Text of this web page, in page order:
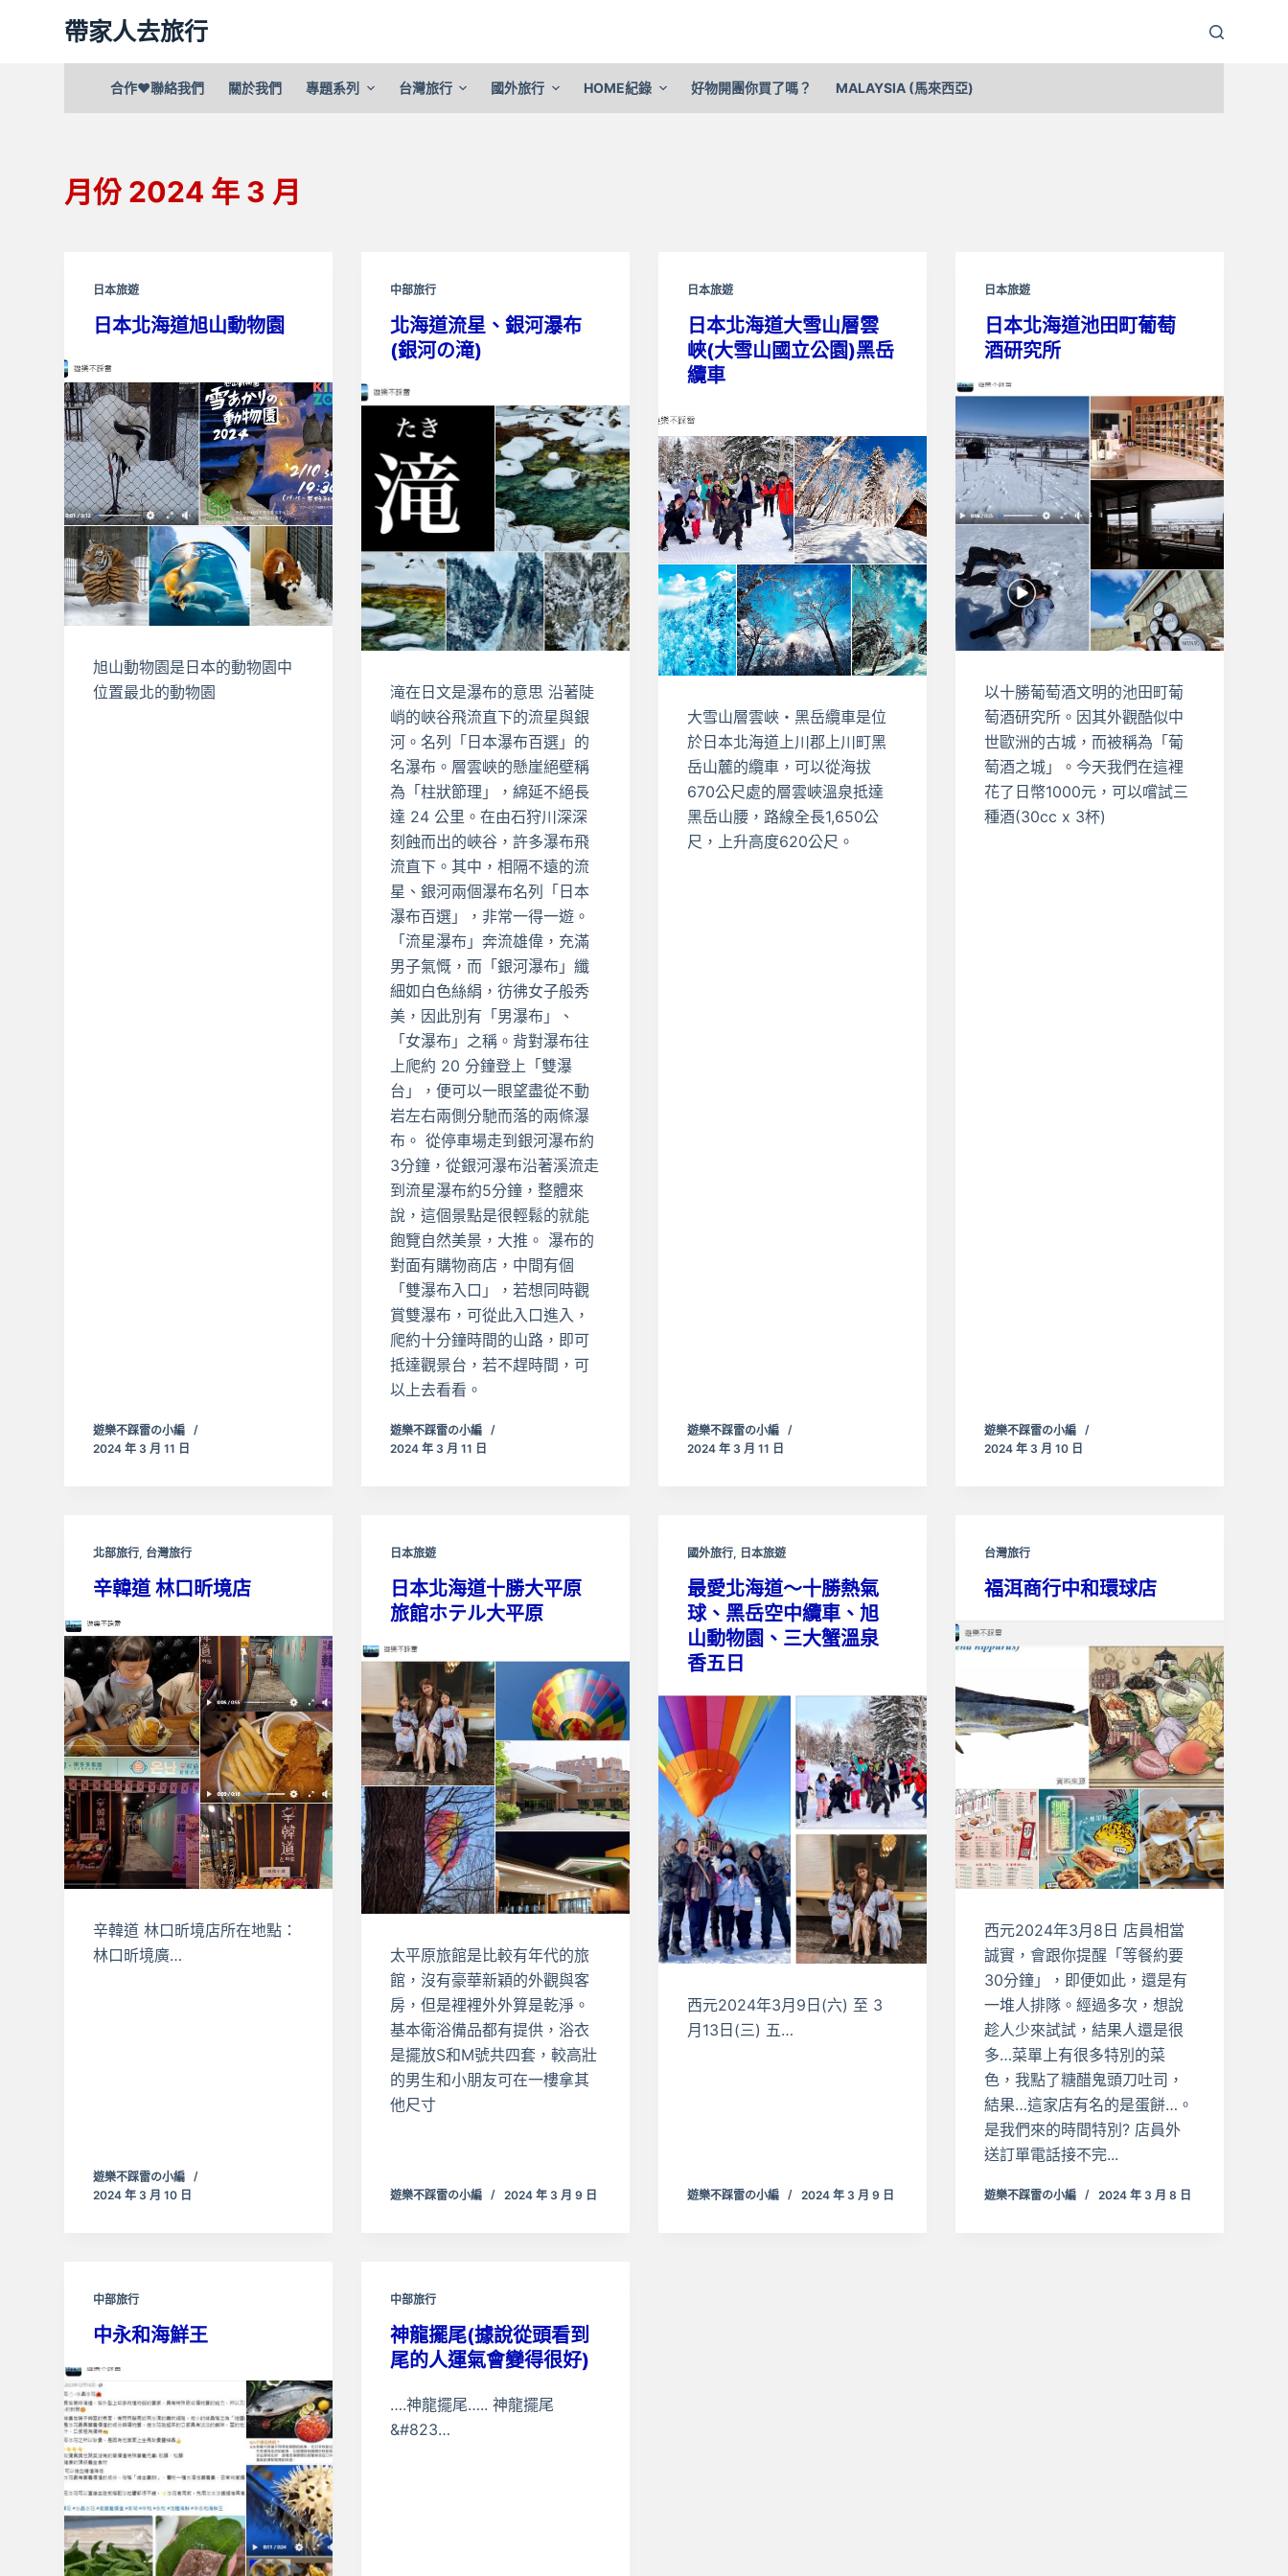
帶家人去旅行
合作❤聯絡我們 關於我們 專題系列 台灣旅行 國外旅行 HOME紀錄 好物開團你買了嗎？ MALAYSIA (馬來西亞)
月份 2024 年 3 月
日本旅遊
日本北海道旭山動物園
旭山動物園是日本的動物園中
位置最北的動物園
遊樂不踩雷の小編
2024 年 3 月 11 日
中部旅行
北海道流星、銀河瀑布
(銀河の滝)
滝在日文是瀑布的意思 沿著陡
峭的峽谷飛流直下的流星與銀
河。名列「日本瀑布百選」的
名瀑布。層雲峽的懸崖絕壁稱
為「柱狀節理」，綿延不絕長
達 24 公里。在由石狩川深深
刻蝕而出的峽谷，許多瀑布飛
流直下。其中，相隔不遠的流
星、銀河兩個瀑布名列「日本
瀑布百選」，非常一得一遊。
「流星瀑布」奔流雄偉，充滿
男子氣慨，而「銀河瀑布」纖
細如白色絲絹，彷彿女子般秀
美，因此別有「男瀑布」、
「女瀑布」之稱。背對瀑布往
上爬約 20 分鐘登上「雙瀑
台」，便可以一眼望盡從不動
岩左右兩側分馳而落的兩條瀑
布。 從停車場走到銀河瀑布約
3分鐘，從銀河瀑布沿著溪流走
到流星瀑布約5分鐘，整體來
說，這個景點是很輕鬆的就能
飽覽自然美景，大推。 瀑布的
對面有購物商店，中間有個
「雙瀑布入口」，若想同時觀
賞雙瀑布，可從此入口進入，
爬約十分鐘時間的山路，即可
抵達觀景台，若不趕時間，可
以上去看看。
遊樂不踩雷の小編
2024 年 3 月 11 日
日本旅遊
日本北海道大雪山層雲
峽(大雪山國立公園)黑岳
纜車
大雪山層雲峽・黑岳纜車是位
於日本北海道上川郡上川町黑
岳山麓的纜車，可以從海拔
670公尺處的層雲峽溫泉抵達
黑岳山腰，路線全長1,650公
尺，上升高度620公尺。
遊樂不踩雷の小編
2024 年 3 月 11 日
日本旅遊
日本北海道池田町葡萄
酒研究所
以十勝葡萄酒文明的池田町葡
萄酒研究所。因其外觀酷似中
世歐洲的古城，而被稱為「葡
萄酒之城」。今天我們在這裡
花了日幣1000元，可以嚐試三
種酒(30cc x 3杯)
遊樂不踩雷の小編
2024 年 3 月 10 日
北部旅行, 台灣旅行
辛韓道 林口昕境店
辛韓道 林口昕境店所在地點：
林口昕境廣…
遊樂不踩雷の小編
2024 年 3 月 10 日
日本旅遊
日本北海道十勝大平原
旅館ホテル大平原
太平原旅館是比較有年代的旅
館，沒有豪華新穎的外觀與客
房，但是裡裡外外算是乾淨。
基本衛浴備品都有提供，浴衣
是擺放S和M號共四套，較高壯
的男生和小朋友可在一樓拿其
他尺寸
遊樂不踩雷の小編 2024 年 3 月 9 日
國外旅行, 日本旅遊
最愛北海道～十勝熱氣
球、黑岳空中纜車、旭
山動物園、三大蟹溫泉
香五日
西元2024年3月9日(六) 至 3
月13日(三) 五…
遊樂不踩雷の小編 2024 年 3 月 9 日
台灣旅行
福洱商行中和環球店
西元2024年3月8日 店員相當
誠實，會跟你提醒「等餐約要
30分鐘」，即便如此，還是有
一堆人排隊。經過多次，想說
趁人少來試試，結果人還是很
多…菜單上有很多特別的菜
色，我點了糖醋鬼頭刀吐司，
結果…這家店有名的是蛋餅…。
是我們來的時間特別? 店員外
送訂單電話接不完...
遊樂不踩雷の小編 2024 年 3 月 8 日
中部旅行
中永和海鮮王
中部旅行
神龍擺尾(據說從頭看到
尾的人運氣會變得很好)
….神龍擺尾….. 神龍擺尾
&#823…